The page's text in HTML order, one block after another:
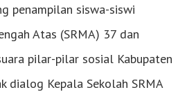
penampilan siswa-siswi
Atas (SRMA) 37 dan
pilar-pilar sosial Kabupaten
dialog Kepala Sekolah SRMA